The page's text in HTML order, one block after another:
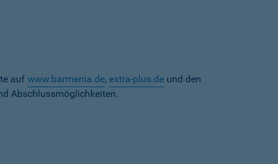
auf www.barmenia.de, extra-plus.de und den
Abschlussmöglichkeiten.